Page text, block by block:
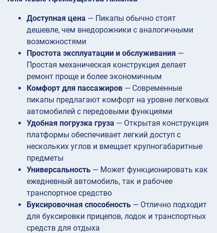
Доступная цена — Пикапы обычно стоят
дешевле, чем внедорожники с аналогичными
возможностями
Простота эксплуатации и обслуживания —
Простая механическая конструкция делает
ремонт проще и более экономичным
Комфорт для пассажиров — Современные
пикапы предлагают комфорт на уровне легковых
автомобилей с передовыми функциями
Удобная погрузка груза — Открытая конструкция
платформы обеспечивает легкий доступ с
нескольких углов и вмещает крупногабаритные
предметы
Универсальность — Может функционировать как
ежедневный автомобиль, так и рабочее
транспортное средство
Буксировочная способность — Отлично подходит
для буксировки прицепов, лодок и транспортных
средств для отдыха